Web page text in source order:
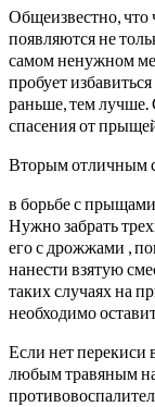
Общеизвестно, что
появляются не
самом ненужном
пробует
раньше, тем лучше.
спасения от
Вторым отличным
в борьбе с
Нужно забрать
его с дрожжами ,
нанести взятую
таких случаях на
необходимо
Если нет перекиси
любым травяным